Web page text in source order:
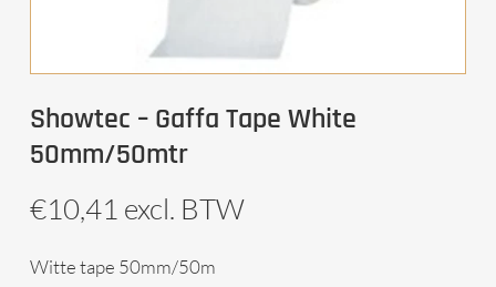
Showtec – Gaffa Tape White
50mm/50mtr
€10,41 excl. BTW
Witte tape 50mm/50m